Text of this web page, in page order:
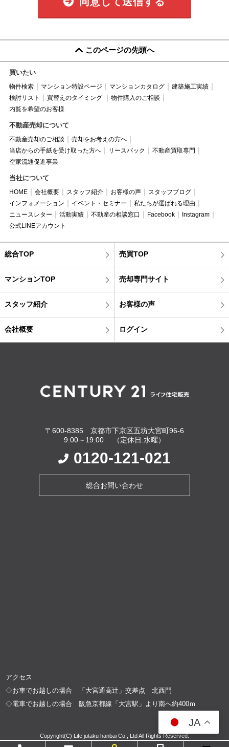
このページの先頭へ
買いたい
物件検索 マンション特設ページ マンションカタログ
建築施工実績
検討リスト
買替えのタイミング
物件購入のご相談
内覧を希望のお客様
不動産売却について
不動産売却のご相談
売却をお考えの方へ
当店からの手紙を受け取った方へ
リースバック
不動産買取専門
空家流通促進事業
当社について
HOME 会社概要 スタッフ紹介 お客様の声
スタッフブログ
インフォメーション
イベント・セミナー
私たちが選ばれる理由
ニュースレター
活動実績 不動産の相談窓口 Facebook
Instagram
公式LINEアカウント
総合TOP 売買TOP
マンションTOP 売却専門サイト
スタッフ紹介 お客様の声
会社概要 ログイン
〒600-8385 京都市下京区五坊大宮町96-6
9:00～19:00 （定休日:水曜）
0120-121-021
総合お問い合わせ
アクセス
◇お車でお越しの場合 「大宮通高辻」交差点 北西門
◇電車でお越しの場合 阪急京都線「大宮駅」より南へ約400ｍ
Copyright(C) Life jutaku hanbai Co., Ltd All Rights Reserved.
JA